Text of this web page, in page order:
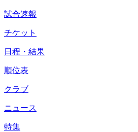
試合速報
チケット
日程・結果
順位表
クラブ
ニュース
特集